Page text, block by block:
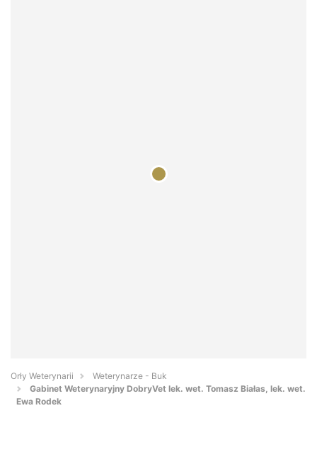
Orły Weterynarii
Weterynarze - Buk
Gabinet Weterynaryjny DobryVet lek. wet. Tomasz Białas, lek. wet.
Ewa Rodek